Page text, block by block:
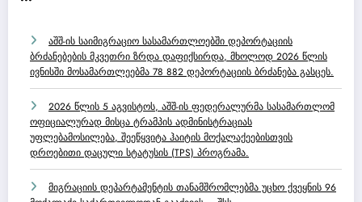
აშშ-ის საიმიგრაციო სასამართლოებში დეპორტაციის
ბრძანებების მკვეთრი ზრდა დაფიქსირდა, მხოლოდ 2026 წლის
ივნისში მოსამართლეებმა 78 882 დეპორტაციის ბრძანება გასცეს.
2026 წლის 5 აგვისტოს, აშშ-ის ფედერალურმა სასამართლომ
ოფიციალურად მისცა ტრამპის ადმინისტრაციას
უფლებამოსილება, შეეწყვიტა ჰაიტის მოქალაქეებისთვის
დროებითი დაცული სტატუსის (TPS) პროგრამა.
მიგრაციის დეპარტამენტის თანამშრომლებმა უცხო ქვეყნის 96